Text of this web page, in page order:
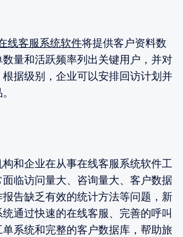
线客服系统软件将提供客户资料数
量和活跃频率列出关键用户，并对
据级别，企业可以安排回访计划并
和企业在从事在线客服系统软件工
临访问量大、咨询量大、客户数据
告缺乏有效的统计方法等问题，新
通过快速的在线客服、完善的呼叫
系统和完整的客户数据库，帮助旅